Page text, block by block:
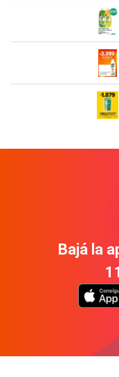
Bajá la